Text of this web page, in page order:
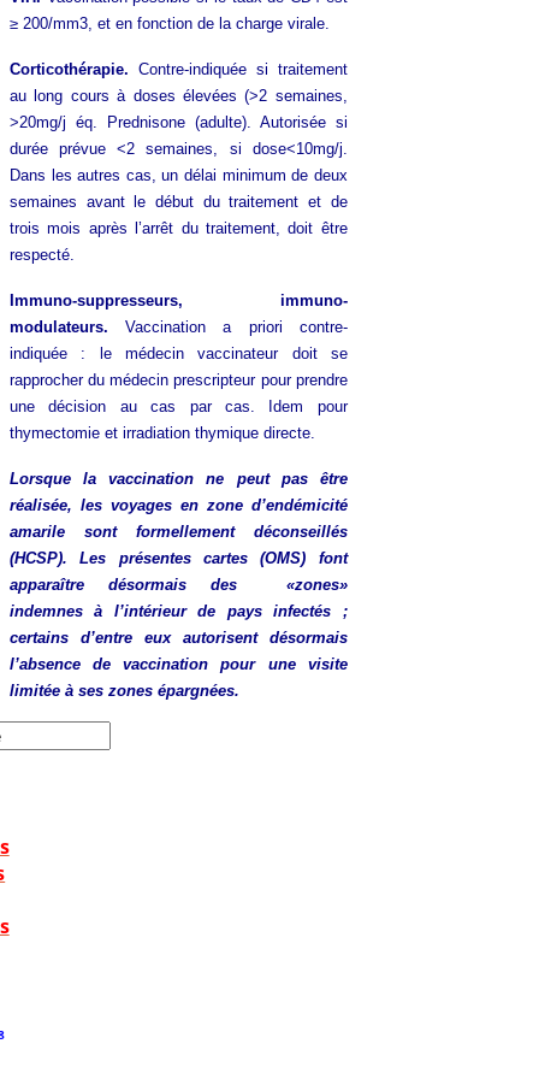
≥ 200/mm3, et en fonction de la charge virale.
Corticothérapie. Contre-indiquée si traitement
au long cours à doses élevées (>2 semaines,
>20mg/j éq. Prednisone (adulte). Autorisée si
durée prévue <2 semaines, si dose<10mg/j.
Dans les autres cas, un délai minimum de deux
semaines avant le début du traitement et de
trois mois après l’arrêt du traitement, doit être
respecté.
Immuno-suppresseurs, immuno-
modulateurs.Vaccination a priori contre-
indiquée : le médecin vaccinateur doit se
rapprocher du médecin prescripteur pour prendre
une décision au cas par cas. Idem pour
thymectomie et irradiation thymique directe.
Lorsque la vaccination ne peut pas être
réalisée, les voyages en zone d’endémicité
amarile sont formellement déconseillés
(HCSP). Les présentes cartes (OMS) font
apparaître désormais des «zones»
indemnes à l’intérieur de pays infectés ;
certains d’entre eux autorisent désormais
l’absence de vaccination pour une visite
limitée à ses zones épargnées.